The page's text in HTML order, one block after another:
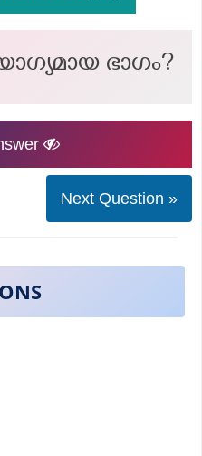
ഭാഗം?
Next Question »